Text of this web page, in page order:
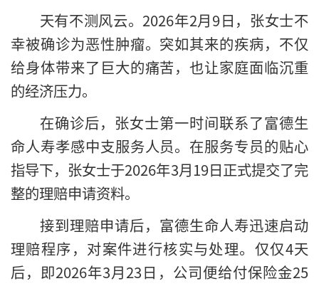
天有不测风云。2026年2月9日，张女士不
幸被确诊为恶性肿瘤。突如其来的疾病，不仅
给身体带来了巨大的痛苦，也让家庭面临沉重
的经济压力。
在确诊后，张女士第一时间联系了富德生
命人寿孝感中支服务人员。在服务专员的贴心
指导下，张女士于2026年3月19日正式提交了完
整的理赔申请资料。
接到理赔申请后，富德生命人寿迅速启动
理赔程序，对案件进行核实与处理。仅仅4天
后，即2026年3月23日，公司便给付保险金25